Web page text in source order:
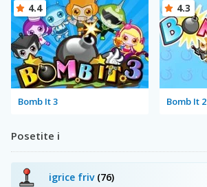
Bomb It 3
4.4
Bomb It 2
4.3
Posetite i
igrice friv (76)